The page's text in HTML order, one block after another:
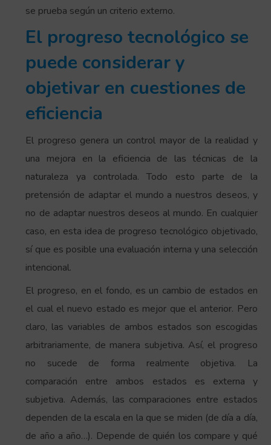
se prueba según un criterio externo.
El progreso tecnológico se
puede considerar y
objetivar en cuestiones de
eficiencia
El progreso genera un control mayor de la realidad y
una mejora en la eficiencia de las técnicas de la
naturaleza ya controlada. Todo esto parte de la
pretensión de adaptar el mundo a nuestros deseos, y
no de adaptar nuestros deseos al mundo. En cualquier
caso, en esta idea de progreso tecnológico objetivado,
sí que es posible una evaluación interna y una selección
intencional.
El progreso, en el fondo, es un cambio de estados en
el cual el nuevo estado es mejor que el anterior. Pero
claro, las variables de ambos estados son escogidas
arbitrariamente, de manera subjetiva. Así, el progreso
no sucede de forma realmente objetiva. La
comparación entre ambos estados es externa y
subjetiva. Además, las comparaciones entre estados
dependen de la escala en la que se miden (de día a día,
de año a año…). Depende de quién los compare y qué